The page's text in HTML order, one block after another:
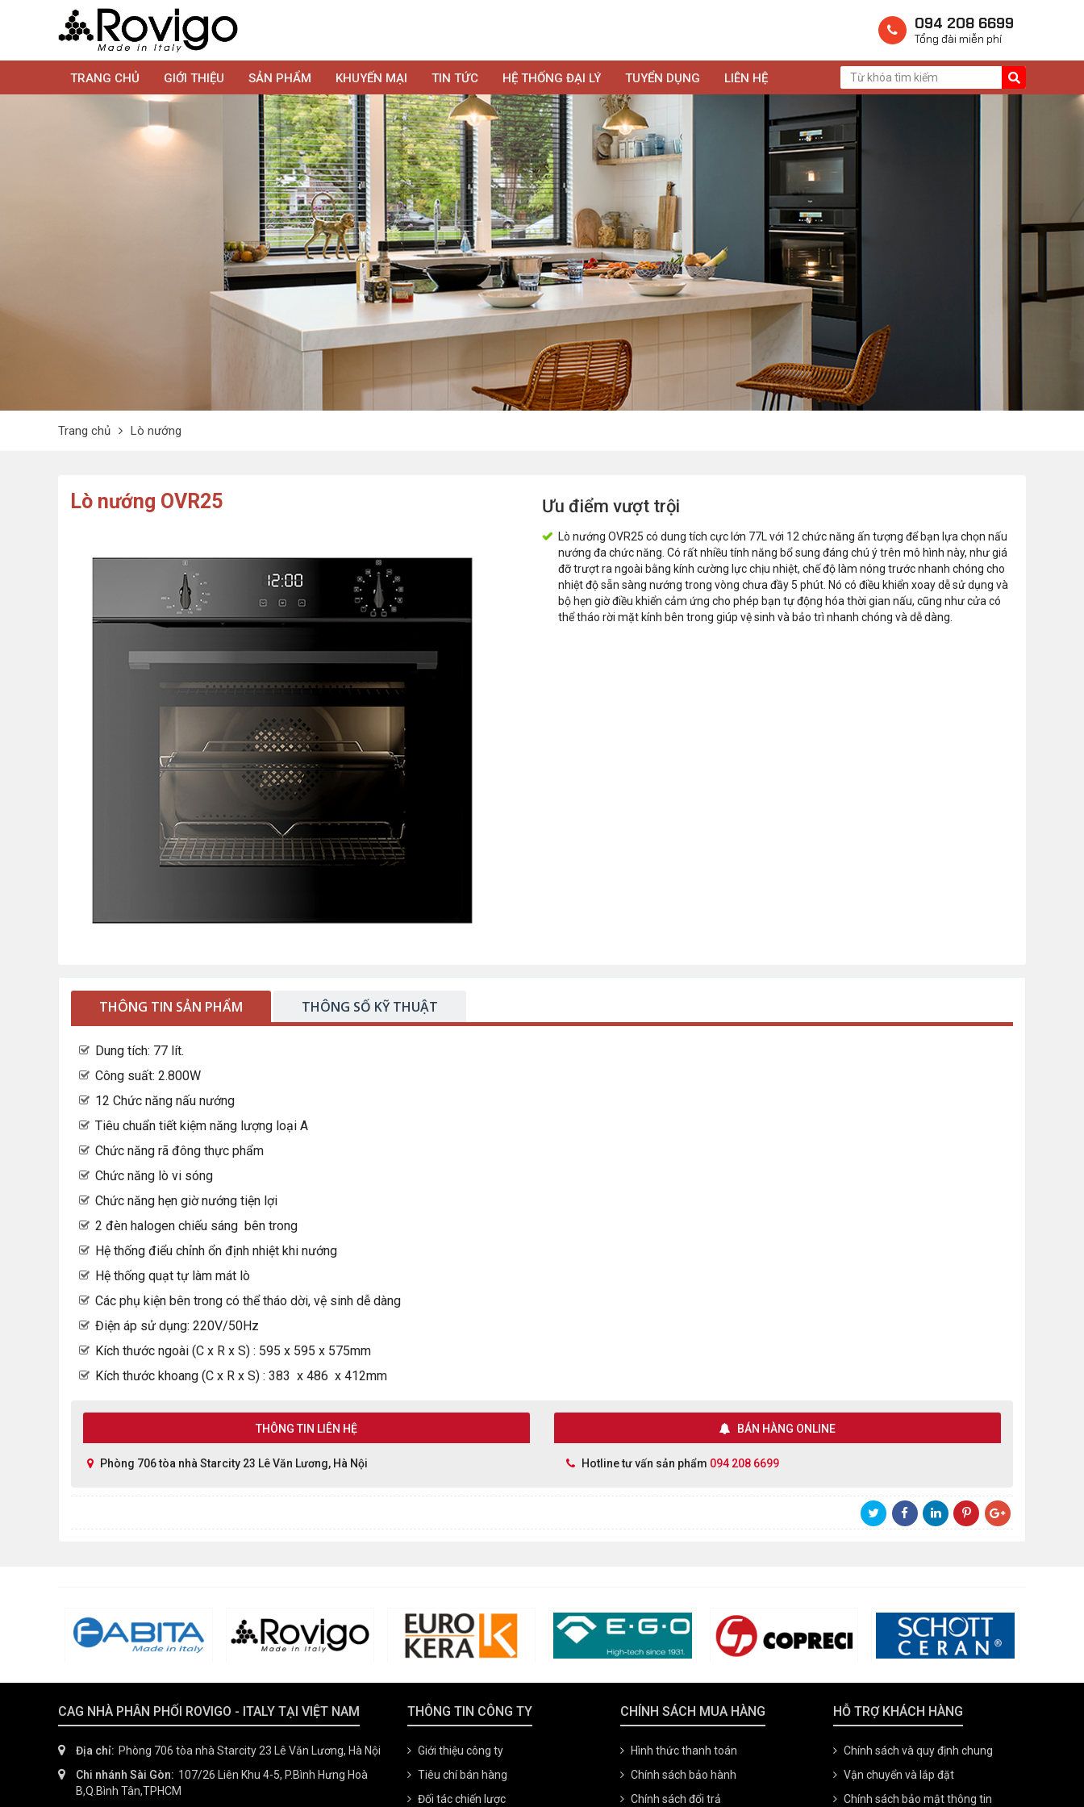
094 208 6699
Tổng đài miễn phí
TRANG CHỦ GIỚI THIỆU SẢN PHẨM KHUYẾN MẠI TIN TỨC HỆ THỐNG ĐẠI LÝ TUYỂN DỤNG LIÊN HỆ
Trang chủ Lò nướng
Lò nướng OVR25 Ưu điểm vượt trội
Lò nướng OVR25 có dung tích cực lớn 77L với 12 chức năng ấn tượng để bạn lựa chọn nấu
nướng đa chức năng. Có rất nhiều tính năng bổ sung đáng chú ý trên mô hình này, như giá
đỡ trượt ra ngoài bằng kính cường lực chịu nhiệt, chế độ làm nóng trước nhanh chóng cho
nhiệt độ sẵn sàng nướng trong vòng chưa đầy 5 phút. Nó có điều khiển xoay dễ sử dụng và
bộ hẹn giờ điều khiển cảm ứng cho phép bạn tự động hóa thời gian nấu, cũng như cửa có
thể tháo rời mặt kính bên trong giúp vệ sinh và bảo trì nhanh chóng và dễ dàng.
THÔNG TIN SẢN PHẨM THÔNG SỐ KỸ THUẬT
Dung tích: 77 lít.
Công suất: 2.800W
12 Chức năng nấu nướng
Tiêu chuẩn tiết kiệm năng lượng loại A
Chức năng rã đông thực phẩm
Chức năng lò vi sóng
Chức năng hẹn giờ nướng tiện lợi
2 đèn halogen chiếu sáng bên trong
Hệ thống điểu chỉnh ổn định nhiệt khi nướng
Hệ thống quạt tự làm mát lò
Các phụ kiện bên trong có thể tháo dời, vệ sinh dễ dàng
Điện áp sử dụng: 220V/50Hz
Kích thước ngoài (C x R x S) : 595 x 595 x 575mm
Kích thước khoang (C x R x S) : 383 x 486 x 412mm
THÔNG TIN LIÊN HỆ
Phòng 706 tòa nhà Starcity 23 Lê Văn Lương, Hà Nội
BÁN HÀNG ONLINE
Hotline tư vấn sản phẩm 094 208 6699
CAG NHÀ PHÂN PHỐI ROVIGO - ITALY TẠI VIỆT NAM
Địa chỉ: Phòng 706 tòa nhà Starcity 23 Lê Văn Lương, Hà Nội
Chi nhánh Sài Gòn: 107/26 Liên Khu 4-5, P.Bình Hưng Hoà
B,Q.Bình Tân,TPHCM
THÔNG TIN CÔNG TY
Giới thiệu công ty
Tiêu chí bán hàng
Đối tác chiến lược
CHÍNH SÁCH MUA HÀNG
Hình thức thanh toán
Chính sách bảo hành
Chính sách đổi trả
HỖ TRỢ KHÁCH HÀNG
Chính sách và quy định chung
Vận chuyển và lắp đặt
Chính sách bảo mật thông tin